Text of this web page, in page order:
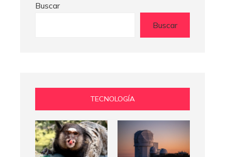
Buscar
Buscar
TECNOLOGÍA